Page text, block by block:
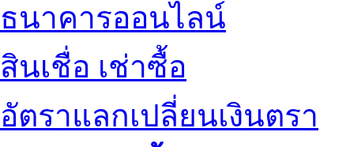
ธนาคารออนไลน์
สินเชื่อ เช่าซื้อ
อัตราแลกเปลี่ยนเงินตรา